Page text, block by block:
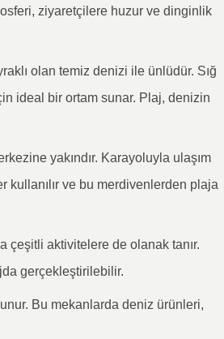
ziyaretçilere huzur ve dinginlik
olan temiz denizi ile ünlüdür. Sığ
ideal bir ortam sunar. Plaj, denizin
yakındır. Karayoluyla ulaşım
ve bu merdivenlerden plaja
çeşitli aktivitelere de olanak tanır.
gerçekleştirilebilir.
Bu mekanlarda deniz ürünleri,